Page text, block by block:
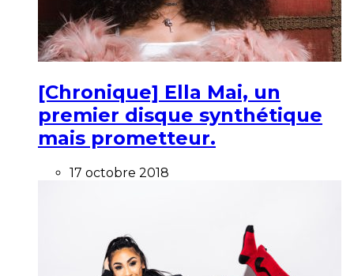
[Chronique] Ella Mai, un
premier disque synthétique
mais prometteur.
17 octobre 2018